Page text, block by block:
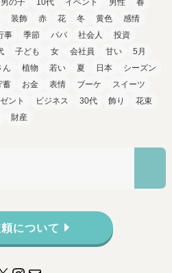
男の子 10代 イベント 男性
春
装飾 赤 花 冬 黄色
感情
事 季節 パパ 社会人
投資
子ども 女 会社員 甘い
5月
ん 植物 若い 夏 日本
シーズン
蓄 お金 表情 ブーケ
スイーツ
ント ビジネス 30代 飾り
花束
財産
について